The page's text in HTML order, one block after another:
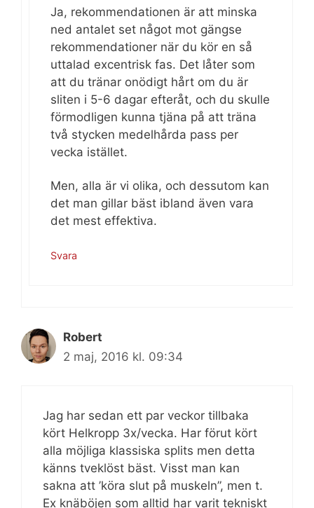
Ja, rekommendationen är att minska
ned antalet set något mot gängse
rekommendationer när du kör en så
uttalad excentrisk fas. Det låter som
att du tränar onödigt hårt om du är
sliten i 5-6 dagar efteråt, och du skulle
förmodligen kunna tjäna på att träna
två stycken medelhårda pass per
vecka istället.
Men, alla är vi olika, och dessutom kan
det man gillar bäst ibland även vara
det mest effektiva.
Svara
Robert
2 maj, 2016 kl. 09:34
Jag har sedan ett par veckor tillbaka
kört Helkropp 3x/vecka. Har förut kört
alla möjliga klassiska splits men detta
känns tveklöst bäst. Visst man kan
sakna att ’köra slut på muskeln”, men t.
Ex knäböjen som alltid har varit tekniskt